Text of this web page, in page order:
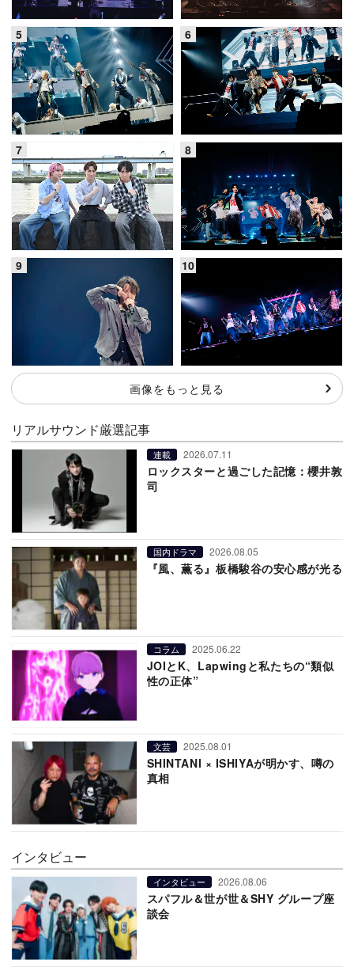
画像をもっと見る
リアルサウンド厳選記事
連載 2026.07.11
ロックスターと過ごした記憶：櫻井敦
司
国内ドラマ 2026.08.05
『風、薫る』板橋駿谷の安心感が光る
コラム 2025.06.22
JOIとK、Lapwingと私たちの“類似
性の正体”
文芸 2025.08.01
SHINTANI × ISHIYAが明かす、噂の
真相
インタビュー
インタビュー 2026.08.06
スパフル＆世が世＆SHY グループ座
談会